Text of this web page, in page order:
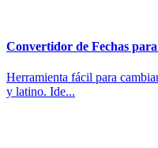
Convertidor de Fechas
Herramienta fácil para
y latino. Ide...